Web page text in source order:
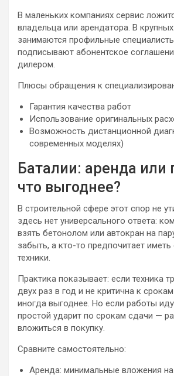
В маленьких компаниях сервис
владельца или арендатора. В
занимаются профильные
подписывают абонентское
дилером.
Плюсы обращения к
Гарантия качества работ
Использование оригинальных
Возможность дистанционной
современных моделях)
Баталии: аренда или
что выгоднее?
В строительной сфере этот спор не
здесь нет универсального ответа:
взять бетонолом или автокран на
забыть, а кто-то предпочитает иметь
техники.
Практика показывает: если техника
двух раз в год и не критична к
иногда выгоднее. Но если работы
простой ударит по срокам сдачи —
вложиться в покупку.
Сравните самостоятельно:
Аренда: минимальные вложения на